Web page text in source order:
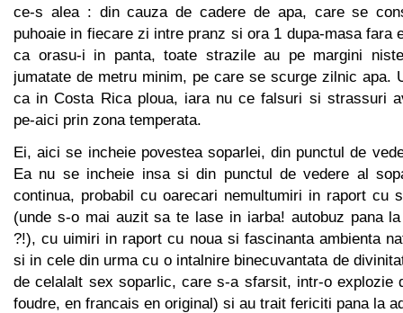
ce-s alea : din cauza de cadere de apa, care se
puhoaie in fiecare zi intre pranz si ora 1 dupa-masa fara
ca orasu-i in panta, toate strazile au pe margini
jumatate de metru minim, pe care se scurge zilnic apa.
ca in Costa Rica ploua, iara nu ce falsuri si strassuri
pe-aici prin zona temperata.
Ei, aici se incheie povestea soparlei, din punctul de
Ea nu se incheie insa si din punctul de vedere al
continua, probabil cu oarecari nemultumiri in raport cu
(unde s-o mai auzit sa te lase in iarba! autobuz pana
?!), cu uimiri in raport cu noua si fascinanta ambienta
si in cele din urma cu o intalnire binecuvantata de
de celalalt sex soparlic, care s-a sfarsit, intr-o explozie
foudre, en francais en original) si au trait fericiti pana la